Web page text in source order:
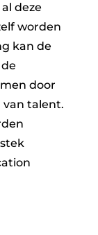
deze
worden
kan de
door
van talent.